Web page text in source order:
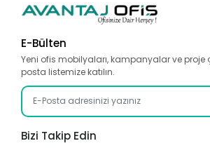
E-Bülten
Yeni ofis mobilyaları, kampanyalar ve proje
posta listemize katılın.
Bizi Takip Edin